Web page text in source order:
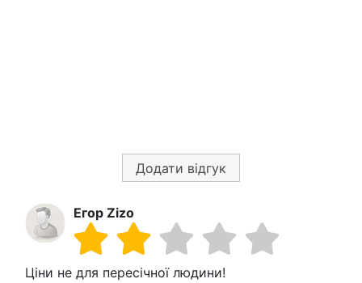
Додати відгук
Егор Zizo
Ціни не для пересічної людини!